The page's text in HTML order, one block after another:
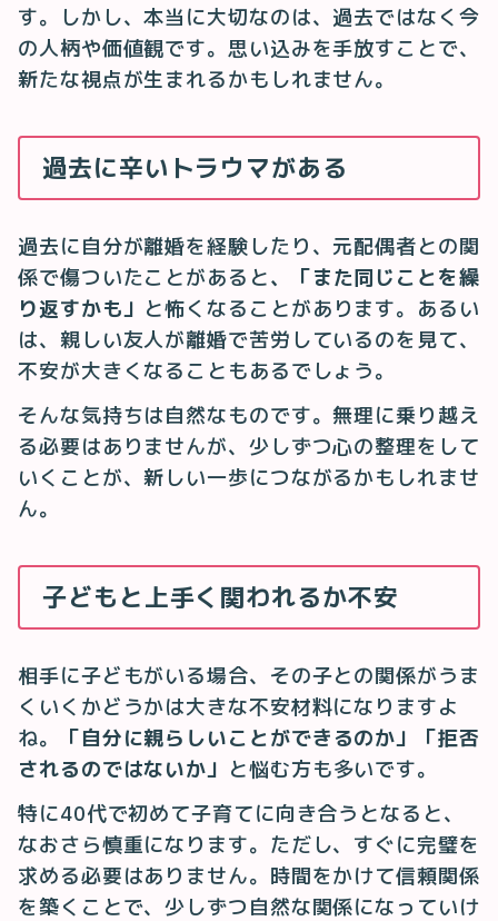
す。しかし、本当に大切なのは、過去ではなく今
の人柄や価値観です。思い込みを手放すことで、
新たな視点が生まれるかもしれません。
過去に辛いトラウマがある
過去に自分が離婚を経験したり、元配偶者との関
係で傷ついたことがあると、「また同じことを繰
り返すかも」 と怖くなることがあります。あるい
は、親しい友人が離婚で苦労しているのを見て、
不安が大きくなることもあるでしょう。
そんな気持ちは自然なものです。無理に乗り越え
る必要はありませんが、少しずつ心の整理をして
いくことが、新しい一歩につながるかもしれませ
ん。
子どもと上手く関われるか不安
相手に子どもがいる場合、その子との関係がうま
くいくかどうかは大きな不安材料になりますよ
ね。
「自分に親らしいことができるのか」「拒否
されるのではないか」 と悩む方も多いです。
特に40代で初めて子育てに向き合うとなると、
なおさら慎重になります。ただし、すぐに完璧を
求める必要はありません。時間をかけて信頼関係
を築くことで、少しずつ自然な関係になっていけ